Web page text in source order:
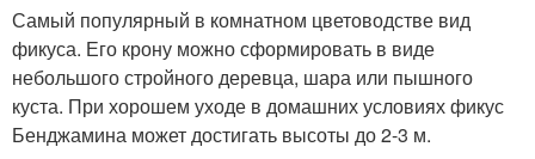
Самый популярный в комнатном цветоводстве вид
фикуса. Его крону можно сформировать в виде
небольшого стройного деревца, шара или пышного
куста. При хорошем уходе в домашних условиях фикус
Бенджамина может достигать высоты до 2-3 м.